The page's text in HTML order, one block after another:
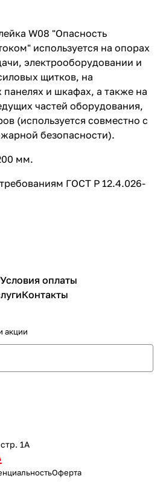
W08 "Опасность
используется на опорах
электрооборудовании и
щитков, на
панелях и шкафах, а также на
частей оборудования,
(используется совместно с
безопасности).
мм.
ГОСТ Р 12.4.026-
Условия оплаты
Контакты
акции
1А
Оферта